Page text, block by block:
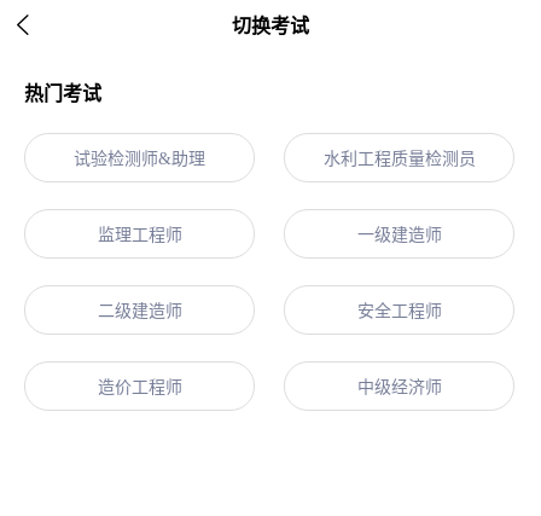
 切换考试
热门考试
试验检测师&助理 水利工程质量检测员
监理工程师 一级建造师
二级建造师 安全工程师
造价工程师 中级经济师